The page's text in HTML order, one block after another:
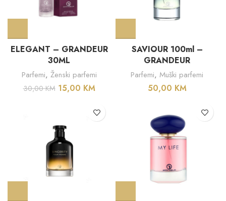
ELEGANT – GRANDEUR
30ML
Parfemi, Ženski parfemi
30,00KM 15,00 KM
SAVIOUR 100ml –
GRANDEUR
Parfemi, Muški parfemi
50,00 KM